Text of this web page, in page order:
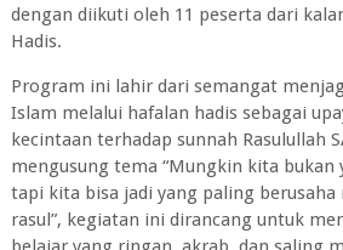
dengan diikuti oleh 11 peserta dari
Hadis.
Program ini lahir dari semangat
Islam melalui hafalan hadis sebagai
kecintaan terhadap sunnah Rasulullah
mengusung tema “Mungkin kita bukan
tapi kita bisa jadi yang paling berusaha
rasul”, kegiatan ini dirancang untuk